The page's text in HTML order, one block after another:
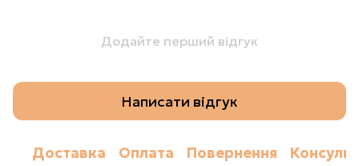
Додайте перший відгук
Написати відгук
Доставка Оплата Повернення